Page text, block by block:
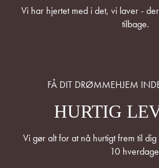
Vi har hjertet med i det, vi laver -
tilbage.
FÅ DIT DRØMMEHJEM
HURTIG
Vi gør alt for at nå hurtigt frem til
10